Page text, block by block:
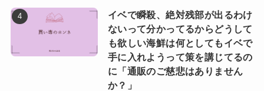
イベで瞬殺、絶対残部が出るわけ
ないって分かってるからどうして
も欲しい海鮮は何としてもイベで
手に入れようって策を講じてるの
に「通販のご慈悲はありません
か？」